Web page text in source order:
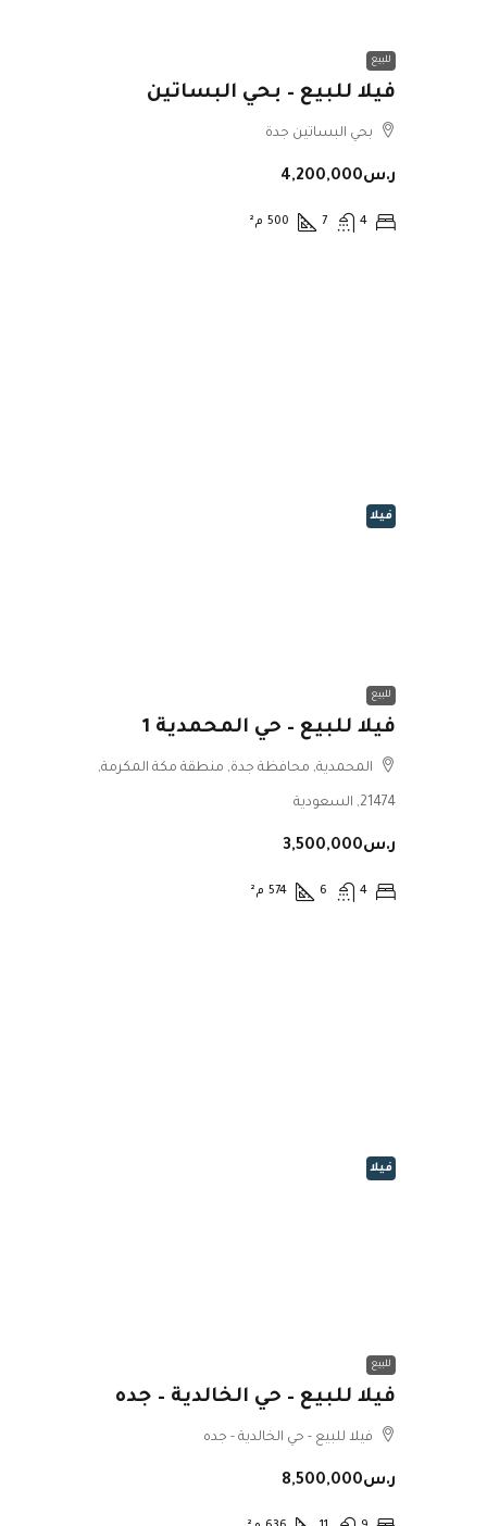
للبيع
فيلا للبيع – بحي البساتين
بحي البساتين جدة
ر.س4,200,000
4
7
500 م²
للبيع
فيلا للبيع – حي المحمدية 1
المحمدية, محافظة جدة, منطقة مكة المكرمة,
21474, السعودية
ر.س3,500,000
4
6
574 م²
فيلا
للبيع
فيلا للبيع – حي الخالدية – جده
فيلا للبيع - حي الخالدية - جده
ر.س8,500,000
فيلا